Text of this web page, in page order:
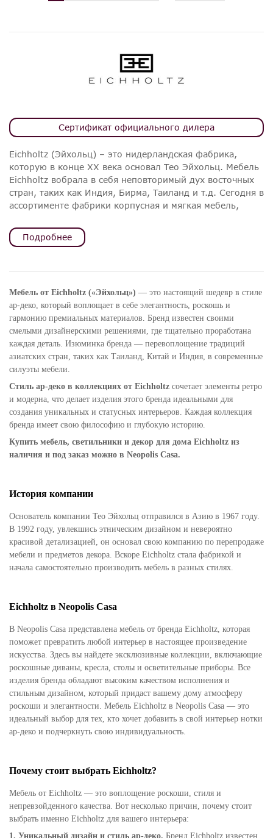
Сертификат официального дилера
Eichholtz (Эйхольц) – это нидерландская фабрика,
которую в конце XX века основал Тео Эйхольц. Мебель
Eichholtz вобрала в себя неповторимый дух восточных
стран, таких как Индия, Бирма, Таиланд и т.д. Сегодня в
ассортименте фабрики корпусная и мягкая мебель,
создают неповторимые интерьеры гостиных, спален,
домашних кабинетов, столовых и прихожих. Тео
мебель и предметы интерьера из Индонезии, затем из
Индии, Бирмы, Таиланда, Китая. После привлечения
нидерландских производителей, продукция фабрики,
вобравшая в себя ауру восточных стран, стала
производиться в Европе. Фабрика Eichholtz в своем
производстве использует высококачественные
материалы: древесину сосны, дуба, махагони, стекло,
кожу, ткань, нержавеющую сталь и другие.
Задействованы только натуральные, экологически
чистые составляющие. Компания применяет
традиционные методы обработки древесины, литья
Подробнее
Мебель от Eichholtz («Эйхольц») — это настоящий шедевр в стиле
ар-деко, который воплощает в себе элегантность, роскошь и
гармонию премиальных материалов. Бренд известен своими
смелыми дизайнерскими решениями, где тщательно проработана
каждая деталь. Изюминка бренда — перевоплощение традиций
азиатских стран, таких как Таиланд, Китай и Индия, в современные
силуэты мебели.
Стиль ар-деко в коллекциях от Eichholtz сочетает элементы ретро
и модерна, что делает изделия этого бренда идеальными для
создания уникальных и статусных интерьеров. Каждая коллекция
бренда имеет свою философию и глубокую историю.
Купить мебель, светильники и декор для дома Eichholtz из
наличия и под заказ можно в Neopolis Casa.
История компании
Основатель компании Тео Эйхольц отправился в Азию в 1967 году.
В 1992 году, увлекшись этническим дизайном и невероятно
красивой детализацией, он основал свою компанию по перепродаже
мебели и предметов декора. Вскоре Eichholtz стала фабрикой и
начала самостоятельно производить мебель в разных стилях.
Eichholtz в Neopolis Casa
В Neopolis Casa представлена мебель от бренда Eichholtz, которая
поможет превратить любой интерьер в настоящее произведение
искусства. Здесь вы найдете эксклюзивные коллекции, включающие
роскошные диваны, кресла, столы и осветительные приборы. Все
изделия бренда обладают высоким качеством исполнения и
стильным дизайном, который придаст вашему дому атмосферу
роскоши и элегантности. Мебель Eichholtz в Neopolis Casa — это
идеальный выбор для тех, кто хочет добавить в свой интерьер нотки
ар-деко и подчеркнуть свою индивидуальность.
Почему стоит выбрать Eichholtz?
Мебель от Eichholtz — это воплощение роскоши, стиля и
непревзойденного качества. Вот несколько причин, почему стоит
выбрать именно Eichholtz для вашего интерьера:
1. Уникальный дизайн и стиль ар-деко. Бренд Eichholtz известен